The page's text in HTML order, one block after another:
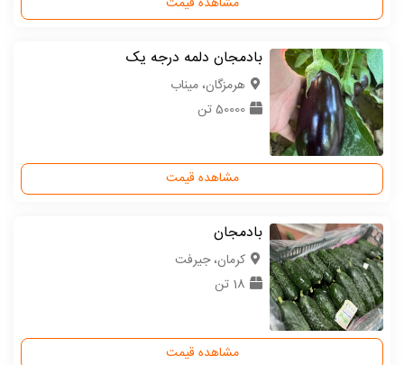
بادمجان دلمه درجه یک
هرمزگان، میناب
50000 تن
مشاهده قیمت
بادمجان
كرمان، جیرفت
18 تن
مشاهده قیمت